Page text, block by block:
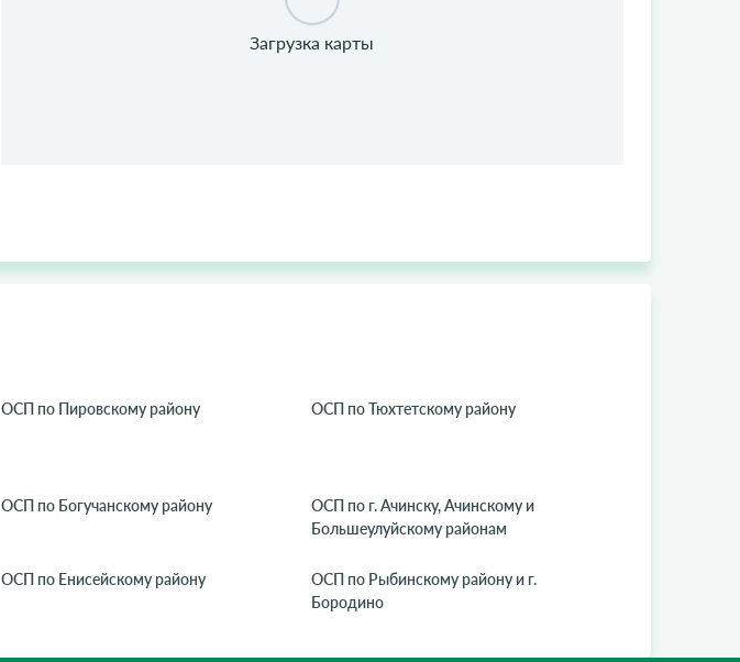
ОСП по Пировскому району ОСП по Тюхтетскому району
ОСП по Богучанскому району
ОСП по г. Ачинску, Ачинскому и
Большеулуйскому районам
ОСП по Енисейскому району
ОСП по Рыбинскому району и г.
Бородино